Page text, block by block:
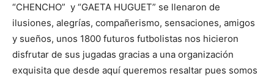
“CHENCHO” y “GAETA HUGUET” se llenaron de
ilusiones, alegrías, compañerismo, sensaciones, amigos
y sueños, unos 1800 futuros futbolistas nos hicieron
disfrutar de sus jugadas gracias a una organización
exquisita que desde aquí queremos resaltar pues somos